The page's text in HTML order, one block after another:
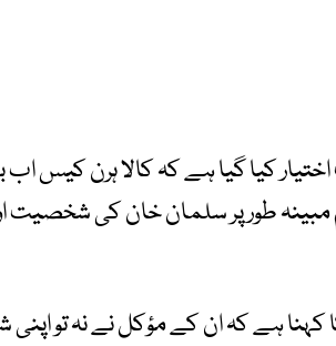
کیا گیا ہے کہ کالا ہرن کیس اب
طور پر سلمان خان کی شخصیت
ہے کہ ان کے مؤکل نے نہ تو